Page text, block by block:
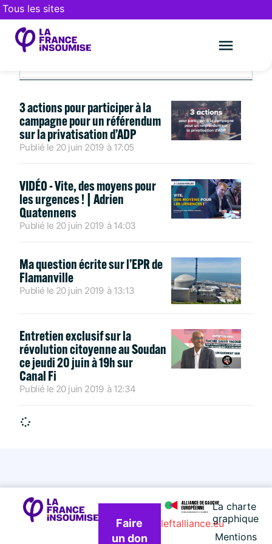
Tous les sites
JUIN 20, 2019
3 actions pour participer à la
campagne pour un référendum
sur la privatisation d’ADP
Publié le 20 juin 2019 à 17:05
VIDÉO - Vite, des moyens pour
les urgences ! | Adrien
Quatennens
Publié le 20 juin 2019 à 14:03
Ma question écrite sur l’EPR de
Flamanville
Publié le 20 juin 2019 à 13:13
Entretien exclusif sur la
révolution citoyenne au Soudan
ce jeudi 20 juin à 19h sur
Canal Fi
Publié le 20 juin 2019 à 12:34
Faire
un don
La charte
graphique
Mentions
leftalliance.eu